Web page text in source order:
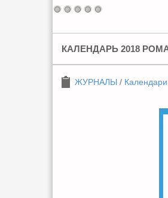
КАЛЕНДАРЬ 2018
ЖУРНАЛЫ / Календари